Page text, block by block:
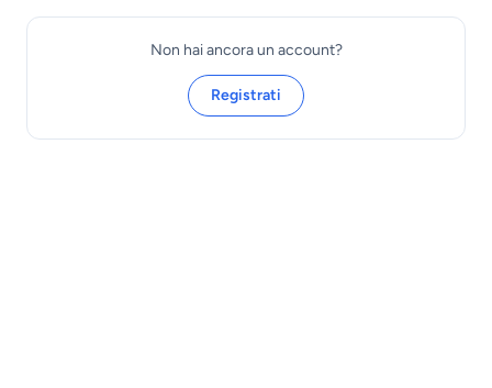
Non hai ancora un account?
Registrati